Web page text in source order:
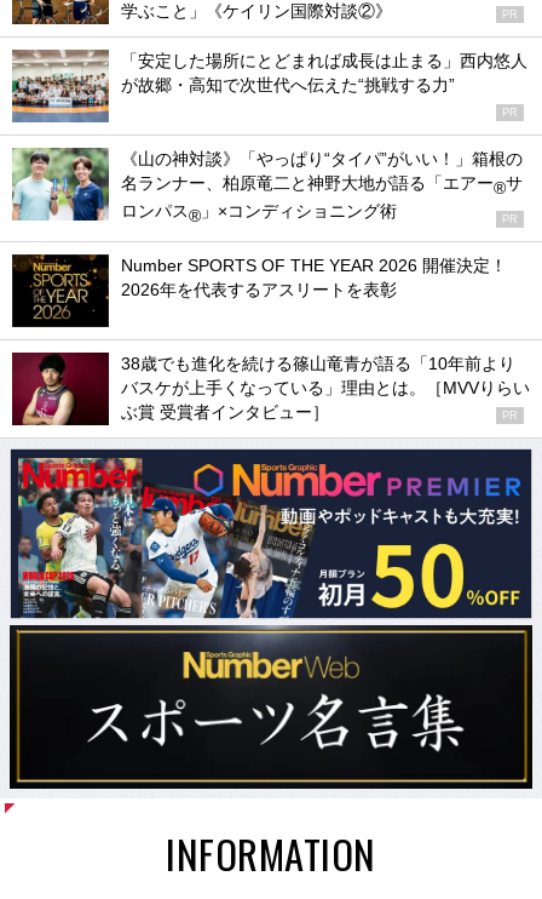
学ぶこと」《ケイリン国際対談②》
PR
「安定した場所にとどまれば成長は止まる」西内悠人
が故郷・高知で次世代へ伝えた“挑戦する力”
PR
《山の神対談》「やっぱり“タイパ”がいい！」箱根の
名ランナー、柏原竜二と神野大地が語る「エアー®サ
ロンパス® 」×コンディショニング術 PR
Number SPORTS OF THE YEAR 2026 開催決定！
2026年を代表するアスリートを表彰
38歳でも進化を続ける篠山竜青が語る「10年前より
バスケが上手くなっている」理由とは。［MVVりらい
ぶ賞 受賞者インタビュー］
PR
INFORMATION